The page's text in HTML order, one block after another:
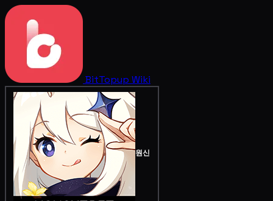
BitTopup Wiki
원신